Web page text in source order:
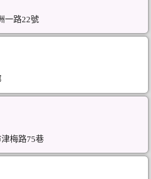
一路22號
梅路75巷